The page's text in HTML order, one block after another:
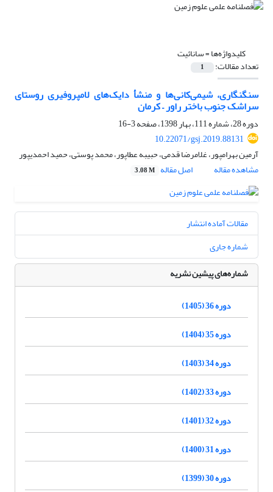
کلیدواژه‌ها =سانائیت
تعداد مقالات: 1
سنگ‎نگاری، شیمی‌کانی‌ها و منشأ دایک‌های لامپروفیری روستای
سراشک جنوب باختر راور – کرمان
دوره 28، شماره 111، بهار 1398، صفحه
3-16
10.22071/gsj.2019.88131
آرمین بهرامپور، غلامرضا قدمی، حبیبه عطاپور، محمد پوستی، حمید احمدی‎پور
مشاهده مقاله
اصل مقاله 3.08 M
مقالات آماده انتشار
شماره جاری
شماره‌های پیشین نشریه
دوره 36 (1405)
دوره 35 (1404)
دوره 34 (1403)
دوره 33 (1402)
دوره 32 (1401)
دوره 31 (1400)
دوره 30 (1399)